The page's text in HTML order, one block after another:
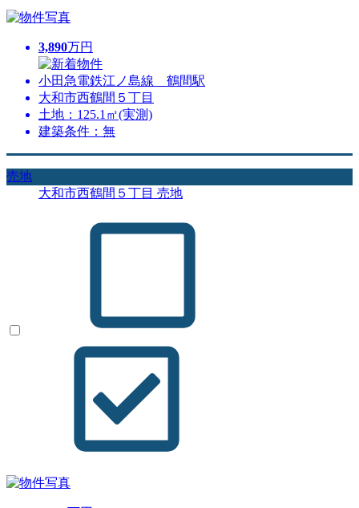
3,890万円
小田急電鉄江ノ島線 鶴間駅
大和市西鶴間５丁目
土地：125.1㎡(実測)
建築条件：無
売地
大和市西鶴間５丁目 売地